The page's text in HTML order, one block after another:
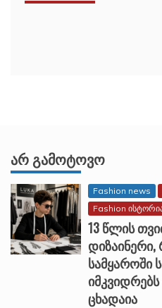
ᲐᲠ ᲒᲐᲛᲝᲢᲝᲕᲝ
Fashion news
Fashion
13 წლის
სამყაროში
ცხადაია